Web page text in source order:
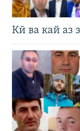
Кӣ ва кай аз